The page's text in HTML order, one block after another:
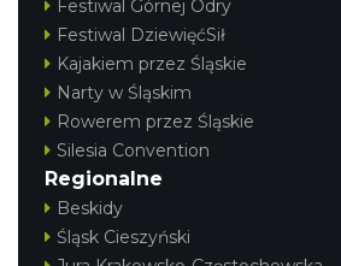
Festiwal Górnej Odry
Festiwal DziewięćSił
Kajakiem przez Śląskie
Narty w Śląskim
Rowerem przez Śląskie
Silesia Convention
Regionalne
Beskidy
Śląsk Cieszyński